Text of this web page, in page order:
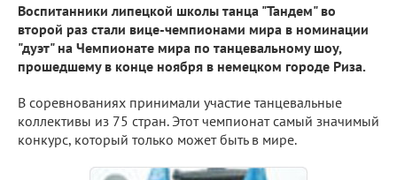
Воспитанники липецкой школы танца "Тандем" во
второй раз стали вице-чемпионами мира в номинации
"дуэт" на Чемпионате мира по танцевальному шоу,
прошедшему в конце ноября в немецком городе Риза.
В соревнованиях принимали участие танцевальные
коллективы из 75 стран. Этот чемпионат самый значимый
конкурс, который только может быть в мире.